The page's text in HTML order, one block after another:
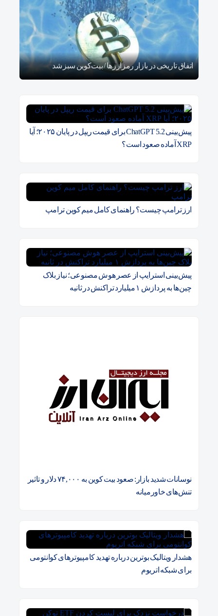
اتفاق تاریخی در بازار رمزارزها / بیت‌کوین سبز شد
پیش‌بینی ChatGPT 5.2 برای قیمت ریپل در پایان ۲۰۲۵؛ آیا
XRP آماده صعود است؟
ارز ترامپ چیست؟ راهنمای کامل میم کوین ترامپ
پیش‌بینی استرایپ از عصر هوش مصنوعی؛ نیاز بلاک
چین‌ها به پردازش ۱ میلیارد تراکنش در ثانیه
نوسانات شدید بازار: صعود بیت کوین به ۷۴,۰۰۰ دلار و تاثیر
تنش‌های خاورمیانه
هشدار ویتالیک بوترین درباره تهدید کامپیوترهای کوانتومی
برای شبکه اتریوم